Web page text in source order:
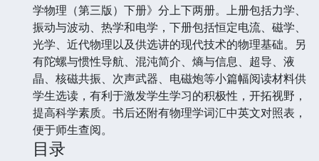
学物理（第三版）下册》分上下两册。上册包括力学、
振动与波动、热学和电学，下册包括恒定电流、磁学、
光学、近代物理以及供选讲的现代技术的物理基础。另
有陀螺与惯性导航、混沌简介、熵与信息、超导、液
晶、核磁共振、次声武器、电磁炮等小篇幅阅读材料供
学生选读，有利于激发学生学习的积极性，开拓视野，
提高科学素质。书后还附有物理学词汇中英文对照表，
便于师生查阅。
目录